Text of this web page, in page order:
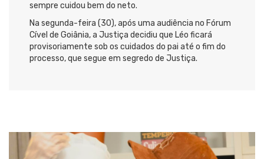
sempre cuidou bem do neto.
Na segunda-feira (30), após uma audiência no Fórum
Cível de Goiânia, a Justiça decidiu que Léo ficará
provisoriamente sob os cuidados do pai até o fim do
processo, que segue em segredo de Justiça.